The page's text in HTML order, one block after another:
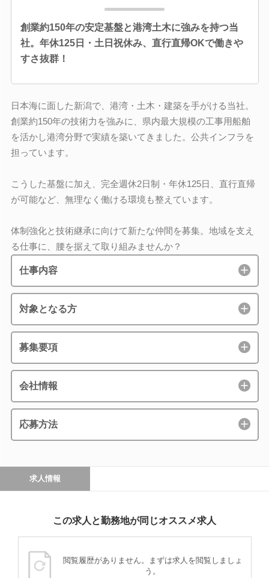
創業約150年の安定基盤と港湾土木に強みを持つ当
社。年休125日・土日祝休み、直行直帰OKで働きや
すさ抜群！
日本海に面した新潟で、港湾・土木・建築を手がける当社。
創業約150年の技術力を強みに、県内最大規模の工事用船舶
を活かし港湾分野で実績を築いてきました。公共インフラを
担っています。
こうした基盤に加え、完全週休2日制・年休125日、直行直帰
が可能など、無理なく働ける環境も整えています。
体制強化と技術継承に向けて新たな仲間を募集。地域を支え
る仕事に、腰を据えて取り組みませんか？
仕事内容
対象となる方
募集要項
会社情報
応募方法
求人情報
この求人と勤務地が同じオススメ求人
閲覧履歴がありません。まずは求人を閲覧しましょ
う。